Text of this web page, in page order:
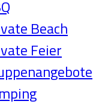
Beach
Feier